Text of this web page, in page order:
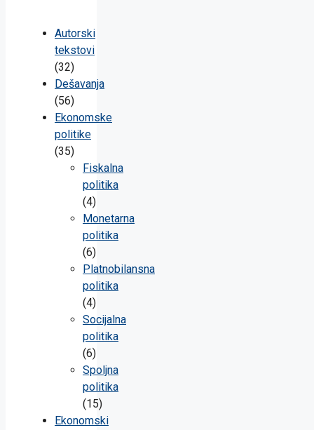
Autorski
tekstovi
(32)
Dešavanja
(56)
Ekonomske
politike
(35)
Fiskalna
politika
(4)
Monetarna
politika
(6)
Platnobilansna
politika
(4)
Socijalna
politika
(6)
Spoljna
politika
(15)
Ekonomski